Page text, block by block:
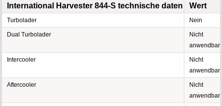
International Harvester 844-S technische daten Wert
Turbolader Nein
Dual Turbolader
Nicht
anwendbar
Intercooler
Nicht
anwendbar
Aftercooler
Nicht
anwendbar